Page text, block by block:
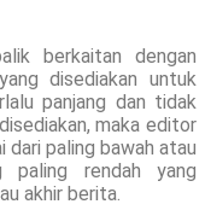
berkaitan dengan
disediakan untuk
panjang dan tidak
maka editor
dari paling bawah atau
paling rendah yang
akhir berita.